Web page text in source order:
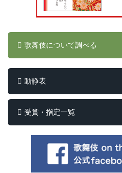
歌舞伎について調べる
動静表
受賞・指定一覧